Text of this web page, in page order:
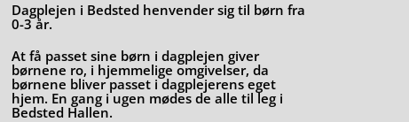
Dagplejen i Bedsted henvender sig til børn fra
0-3 år.
At få passet sine børn i dagplejen giver
børnene ro, i hjemmelige omgivelser, da
børnene bliver passet i dagplejerens eget
hjem. En gang i ugen mødes de alle til leg i
Bedsted Hallen.